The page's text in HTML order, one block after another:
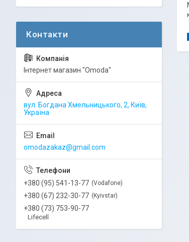
Інтернет магазин "Omoda"
вул. Богдана Хмельницького, 2, Київ,
Україна
omodazakaz@gmail.com
+380 (95) 541-13-77 Vodafone
+380 (67) 232-30-77 Kyivstar
+380 (73) 753-90-77
Lifecell